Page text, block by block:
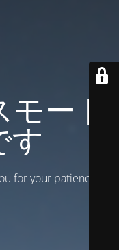
ード
す
for your patience!